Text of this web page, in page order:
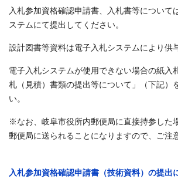
入札参加資格確認申請書、入札書等について
ステムにて提出してください。
設計図書等資料は電子入札システムにより供
電子入札システムが使用できない場合の紙入
札（見積）書類の提出等について」（下記）
い。
※なお、岐阜市役所内郵便局に直接持参した
郵便局に送られることになりますので、ご注
入札参加資格確認申請書（技術資料）の提出